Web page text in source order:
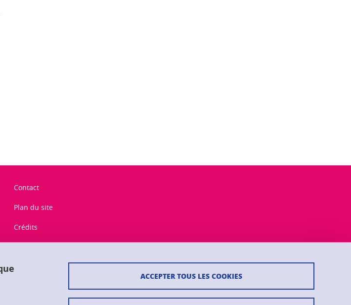
Contact
Plan du site
Crédits
Données personnelles
Gestion des cookies
ACCEPTER TOUS LES COOKIES